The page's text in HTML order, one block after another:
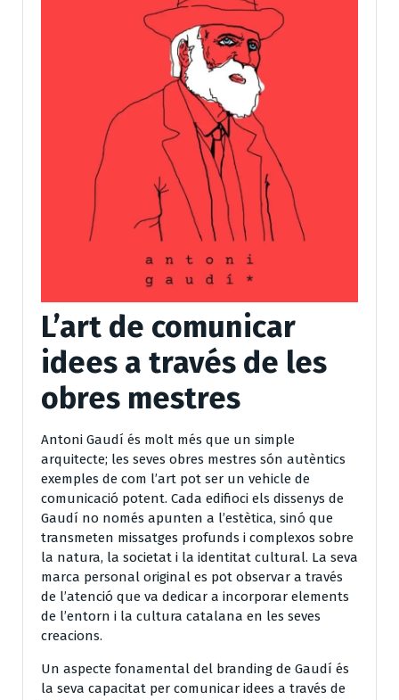
L’art de comunicar
idees a través de les
obres mestres
Antoni Gaudí és molt més que un simple
arquitecte; les seves obres mestres són autèntics
exemples de com l’art pot ser un vehicle de
comunicació potent. Cada edifioci els dissenys de
Gaudí no només apunten a l’estètica, sinó que
transmeten missatges profunds i complexos sobre
la natura, la societat i la identitat cultural. La seva
marca personal original es pot observar a través
de l’atenció que va dedicar a incorporar elements
de l’entorn i la cultura catalana en les seves
creacions.
Un aspecte fonamental del branding de Gaudí és
la seva capacitat per comunicar idees a través de